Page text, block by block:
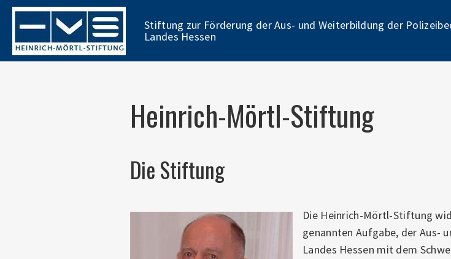
Skip
main
content
Stiftung zur Förderung der Aus- und Weiterbildung der
Landes Hessen
Heinrich-Mörtl-Stiftung
Die Stiftung
Die Heinrich-Mörtl-Stiftung
genannten Aufgabe, der Aus-
Landes Hessen mit dem